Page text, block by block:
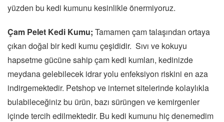
yüzden bu kedi kumunu kesinlikle önermiyoruz.
Çam Pelet Kedi Kumu; Tamamen çam talaşından ortaya
çıkan doğal bir kedi kumu çeşididir. Sıvı ve kokuyu
hapsetme gücüne sahip çam kedi kumları, kedinizde
meydana gelebilecek idrar yolu enfeksiyon riskini en aza
indirgemektedir. Petshop ve internet sitelerinde kolaylıkla
bulabileceğiniz bu ürün, bazı sürüngen ve kemirgenler
içinde tercih edilmektedir. Bu kedi kumunu hiç denemedim